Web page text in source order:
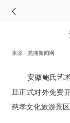
来源： 芜湖新闻网
安徽鲍氏艺
旦正式对外免费
慈孝文化旅游景区